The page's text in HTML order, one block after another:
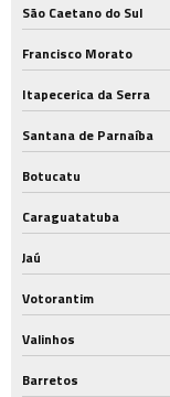
São Caetano do Sul
Francisco Morato
Itapecerica da Serra
Santana de Parnaíba
Botucatu
Caraguatatuba
Jaú
Votorantim
Valinhos
Barretos